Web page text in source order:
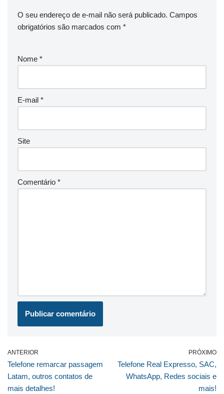
O seu endereço de e-mail não será publicado. Campos
obrigatórios são marcados com *
Nome *
E-mail *
Site
Comentário *
ANTERIOR
Telefone remarcar passagem
Latam, outros contatos de
mais detalhes!
PRÓXIMO
Telefone Real Expresso, SAC,
WhatsApp, Redes sociais e
mais!